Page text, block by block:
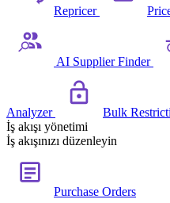
Repricer
AI Supplier Finder
Analyzer Bulk
İş akışı yönetimi
İş akışınızı düzenleyin
Purchase Orders